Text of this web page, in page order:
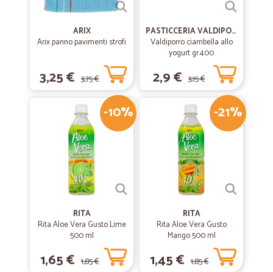
ARIX
Arix panno pavimenti strofi
3,25 € 3,75 €
PASTICCERIA VALDIPORRO
Valdiporro ciambella allo
yogurt gr.400
2,9 € 3,15 €
-10%
RITA
Rita Aloe Vera Gusto Lime
500 ml
1,65 € 1,85 €
-21%
RITA
Rita Aloe Vera Gusto
Mango 500 ml
1,45 € 1,85 €